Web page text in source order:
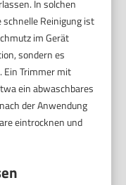
In solchen
Reinigung ist
im Gerät
sondern es
Ein Trimmer mit
ein abwaschbares
der Anwendung
eintrocknen und